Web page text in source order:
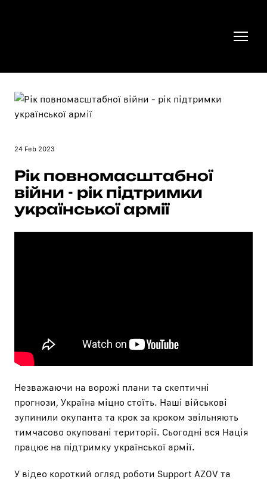
24 Feb 2023
Рік повномасштабної
війни - рік підтримки
української армії
Незважаючи на ворожі плани та скептичні
прогнози, Україна міцно стоїть. Наші військові
зупинили окупанта та крок за кроком звільняють
тимчасово окуповані території. Сьогодні вся Нація
працює на підтримку української армії.
У відео короткий огляд роботи Support AZOV та